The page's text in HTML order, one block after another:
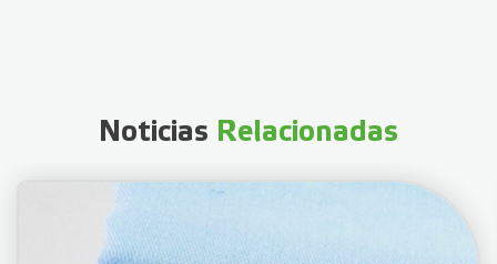
Noticias Relacionadas